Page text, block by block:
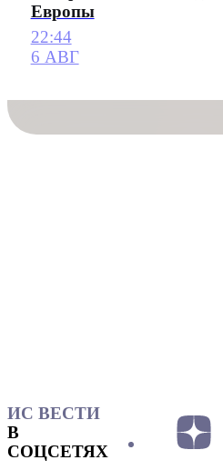
Европы
22:44
6 АВГ
ИС ВЕСТИ
В
СОЦСЕТЯХ